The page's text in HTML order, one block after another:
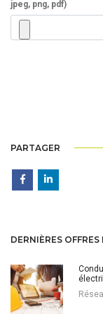
jpeg, png, pdf)
PARTAGER
DERNIÈRES